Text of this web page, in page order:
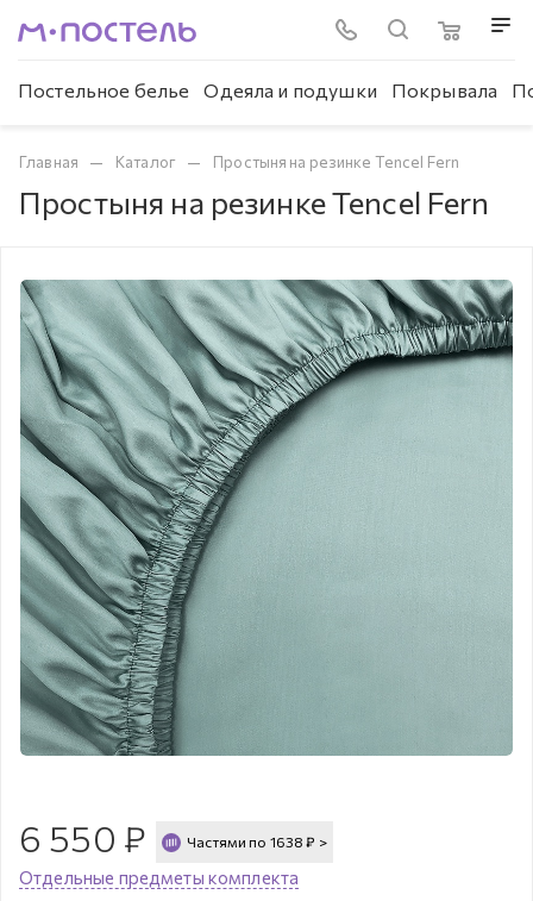
Постельное белье Одеяла и подушки Покрывала
Главная — Каталог — Простыня на резинке Tencel Fern
Простыня на резинке Tencel Fern
6 550 ₽ Частями по 1638 ₽ >
Отдельные предметы комплекта